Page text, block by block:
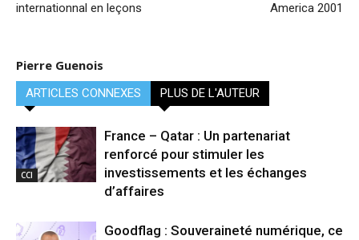
internationnal en leçons
America 2001
Pierre Guenois
ARTICLES CONNEXES PLUS DE L'AUTEUR
CCI
France – Qatar : Un partenariat
renforcé pour stimuler les
investissements et les échanges
d’affaires
Goodflag : Souveraineté numérique, ce